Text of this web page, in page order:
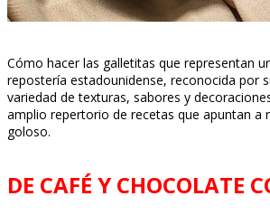
Cómo hacer las galletitas que representan
repostería estadounidense, reconocida por
variedad de texturas, sabores y
amplio repertorio de recetas que apuntan a
goloso.
DE CAFÉ Y CHOCOLATE